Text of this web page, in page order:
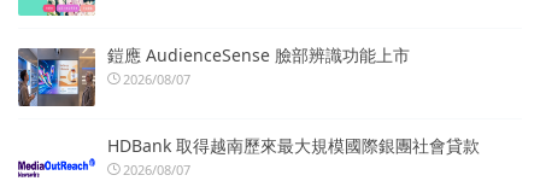
鎧應 AudienceSense 臉部辨識功能上市
2026/08/07
HDBank 取得越南歷來最大規模國際銀團社會貸款
2026/08/07